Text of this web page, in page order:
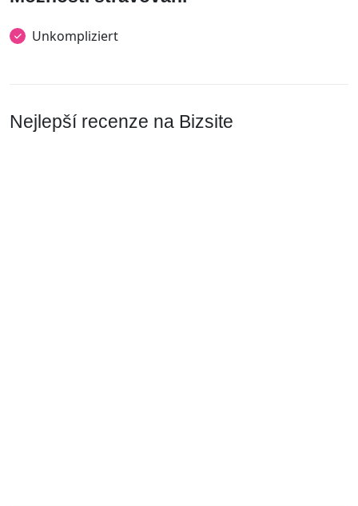
Unkompliziert
Nejlepší recenze na Bizsite